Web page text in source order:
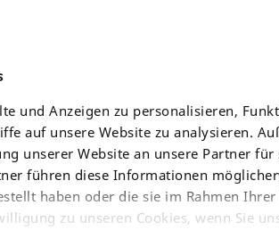
und Anzeigen zu personalisieren,
auf unsere Website zu analysieren.
unserer Website an unsere Partner für
führen diese Informationen
haben oder die sie im Rahmen
zu unseren Cookies, wenn Sie
COMPANY WHERE TO BUY